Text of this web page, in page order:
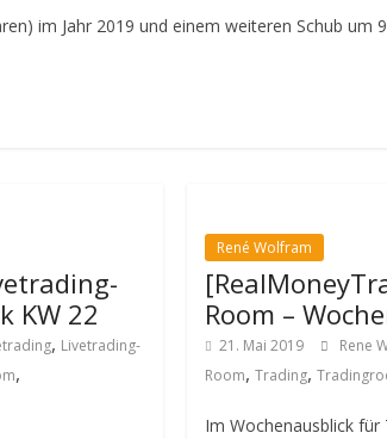
im Jahr 2019 und einem weiteren Schub um
KW 22
, Livetrading-
,
René Wolfram
Room –
21. Mai 2019 Rene
Room,Trading,
Im Wochenausblick